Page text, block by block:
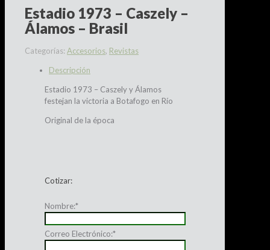
Estadio 1973 – Caszely –
Álamos – Brasil
Categorías: Accesorios, Revistas
Descripción
Estadio 1973 – Caszely y Álamos
festejan la victoria a Botafogo en Río
Original de la época
Cotizar:
Nombre:*
Correo Electrónico:*